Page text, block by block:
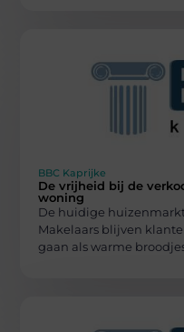
BBC Kaprijke
De vrijheid bij de
woning
De huidige
Makelaars blijven
gaan als warme